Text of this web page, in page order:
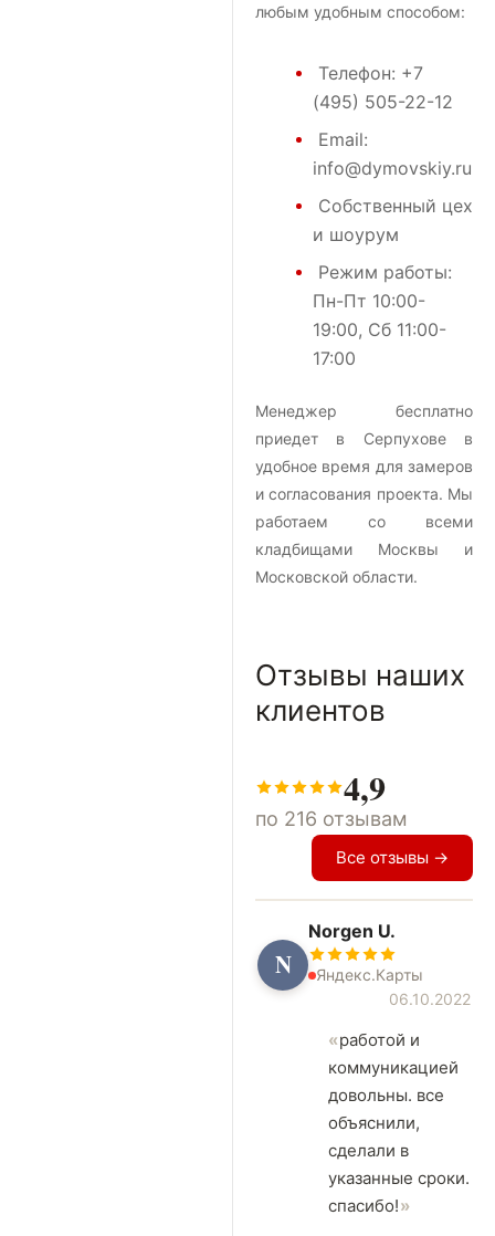
любым удобным способом:
Телефон: +7
(495) 505-22-12
Email:
info@dymovskiy.ru
Собственный цех
и шоурум
Режим работы:
Пн-Пт 10:00-
19:00, Сб 11:00-
17:00
Менеджер бесплатно
приедет в Серпухове в
удобное время для замеров
и согласования проекта. Мы
работаем со всеми
кладбищами Москвы и
Московской области.
Отзывы наших
клиентов
4,9
по 216 отзывам
Все отзывы →
N
Norgen U.
Яндекс.Карты
06.10.2022
работой и
коммуникацией
довольны. все
объяснили,
сделали в
указанные сроки.
спасибо!